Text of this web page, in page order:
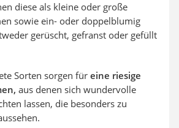
diese als kleine oder große
sowie ein- oder doppelblumig
gerüscht, gefranst oder gefüllt
Sorten sorgen für eine riesige
aus denen sich wundervolle
lassen, die besonders zu